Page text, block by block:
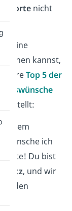
Wortenicht
eine
machen kannst,
Top 5 der
wünsche ich
Du bist
Schatz, und wir
jeden